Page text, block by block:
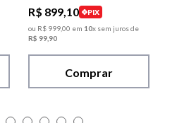
R$ 899,10
PIX
ou R$ 99900 em 10x sem juros de
R$ 99 90
Comprar